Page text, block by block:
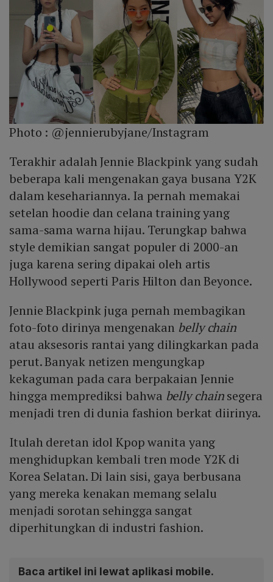
Photo : @jennierubyjane/Instagram
Terakhir adalah Jennie Blackpink yang sudah
beberapa kali mengenakan gaya busana Y2K
dalam kesehariannya. Ia pernah memakai
setelan hoodie dan celana training yang
sama-sama warna hijau. Terungkap bahwa
style demikian sangat populer di 2000-an
juga karena sering dipakai oleh artis
Hollywood seperti Paris Hilton dan Beyonce.
Jennie Blackpink juga pernah membagikan
foto-foto dirinya mengenakan belly chain
atau aksesoris rantai yang dilingkarkan pada
perut. Banyak netizen mengungkap
kekaguman pada cara berpakaian Jennie
hingga memprediksi bahwa belly chainsegera
menjadi tren di dunia fashion berkat diirinya.
Itulah deretan idol Kpop wanita yang
menghidupkan kembali tren mode Y2K di
Korea Selatan. Di lain sisi, gaya berbusana
yang mereka kenakan memang selalu
menjadi sorotan sehingga sangat
diperhitungkan di industri fashion.
Baca artikel ini lewat aplikasi mobile.